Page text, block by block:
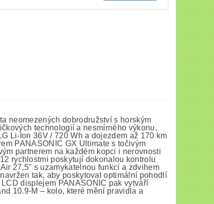
neomezených dobrodružství s horským
technologií a nesmírného výkonu,
Li-Ion 36V / 720 Wh a dojezdem až 170 km
PANASONIC GX Ultimate s točivým
partnerem na každém kopci i nerovnosti
rychlostmi poskytují dokonalou kontrolu
27,5" s uzamykatelnou funkcí a zdvihem
tak, aby poskytoval optimální pohodlí
displejem PANASONIC pak vytváří
10.9-M – kolo, které mění pravidla a